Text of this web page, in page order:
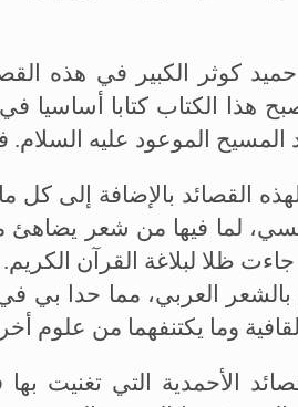
حميد كوثر الكبير في هذه
هذا الكتاب كتابا أساسيا
المسيح الموعود عليه السلام.
القصائد بالإضافة إلى
لما فيها من شعر يضاهئ
جاءت ظلا لبلاغة القرآن
العربي، مما حدا بي
وما يكتنفهما من علوم
الأحمدية التي تغنيت